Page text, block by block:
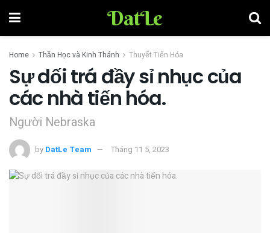
DatLe
Home Thần Học và Kinh Thánh Thuyết Tiến Hóa
Sự dối trá đầy sỉ nhục của
các nhà tiến hóa.
Người Nebraska
by DatLe Team Tháng 11 5, 2023